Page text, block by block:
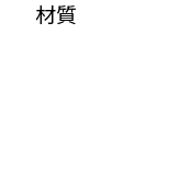
材質